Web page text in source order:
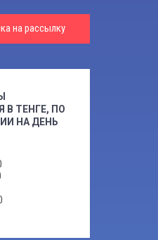
на рассылку
В ТЕНГЕ, ПО
НА ДЕНЬ